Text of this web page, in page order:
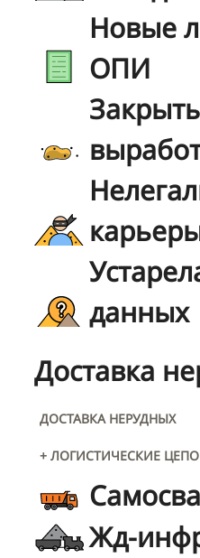
Новые
ОПИ
данных
Доставка
ДОСТАВКА НЕРУДНЫХ
+ ЛОГИСТИЧЕСКИЕ
Жд-